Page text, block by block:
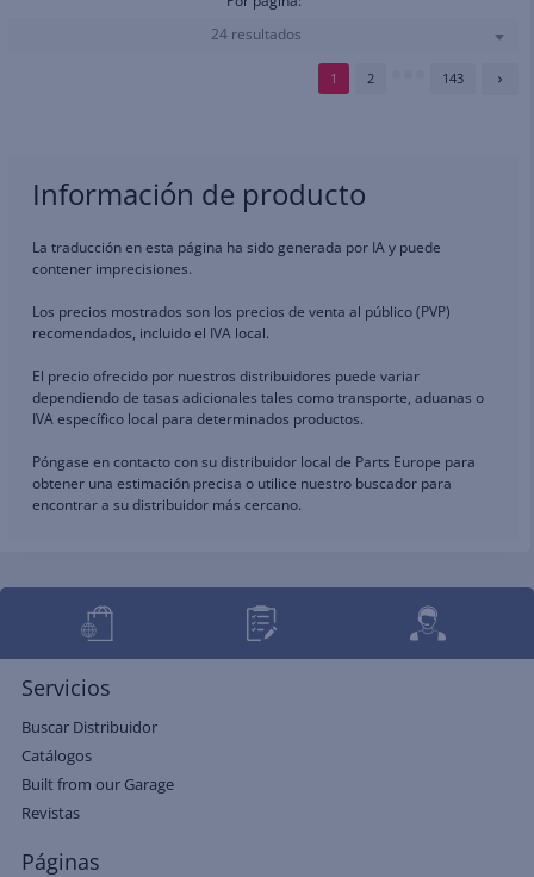
24 resultados
1 2 143
Información de producto
La traducción en esta página ha sido generada por IA y puede
contener imprecisiones.
Los precios mostrados son los precios de venta al público (PVP)
recomendados, incluido el IVA local.
El precio ofrecido por nuestros distribuidores puede variar
dependiendo de tasas adicionales tales como transporte, aduanas o
IVA específico local para determinados productos.
Póngase en contacto con su distribuidor local de Parts Europe para
obtener una estimación precisa o utilice nuestro buscador para
encontrar a su distribuidor más cercano.
Servicios
Buscar Distribuidor
Catálogos
Built from our Garage
Revistas
Páginas